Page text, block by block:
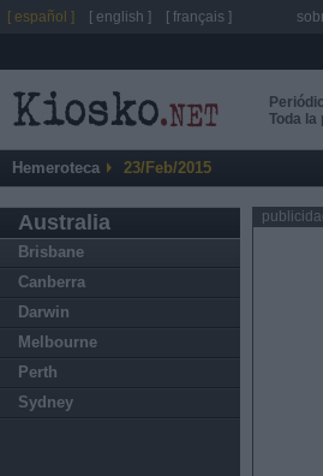
Toda la
Hemeroteca 23/Feb/2015
Australia
Brisbane
Canberra
Darwin
Melbourne
Perth
Sydney
[ español ] [ english ] [ français ]